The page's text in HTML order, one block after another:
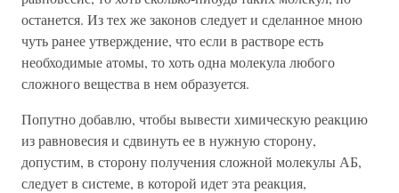
останется. Из тех же законов следует и сделанное мною
чуть ранее утверждение, что если в растворе есть
необходимые атомы, то хоть одна молекула любого
сложного вещества в нем образуется.
Попутно добавлю, чтобы вывести химическую реакцию
из равновесия и сдвинуть ее в нужную сторону,
допустим, в сторону получения сложной молекулы АБ,
следует в системе, в которой идет эта реакция,